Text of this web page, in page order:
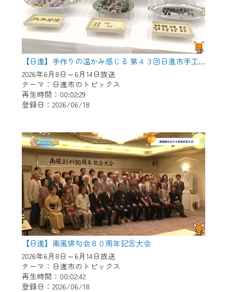
【日進】手作りの温かみ感じる 第４３回日進市手工芸連盟展
2026年6月8日～6月14日放送
テーマ：日進市のトピックス
再生時間：00:02:29
登録日：2026/06/18
【日進】南風俳句会８０周年記念大会
2026年6月8日～6月14日放送
テーマ：日進市のトピックス
再生時間：00:02:42
登録日：2026/06/18